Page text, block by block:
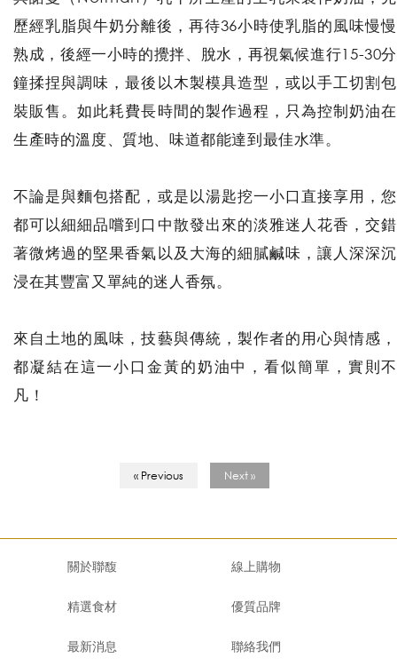
歷經乳脂與牛奶分離後，再待36小時使乳脂的風味慢慢
熟成，後經一小時的攪拌、脫水，再視氣候進行15-30分
鐘揉捏與調味，最後以木製模具造型，或以手工切割包
裝販售。如此耗費長時間的製作過程，只為控制奶油在
生產時的溫度、質地、味道都能達到最佳水準。
不論是與麵包搭配，或是以湯匙挖一小口直接享用，您
都可以細細品嚐到口中散發出來的淡雅迷人花香，交錯
著微烤過的堅果香氣以及大海的細膩鹹味，讓人深深沉
浸在其豐富又單純的迷人香氛。
來自土地的風味，技藝與傳統，製作者的用心與情感，
都凝結在這一小口金黃的奶油中，看似簡單，實則不
凡！
« Previous Next »
關於聯馥 線上購物
精選食材 優質品牌
最新消息 聯絡我們